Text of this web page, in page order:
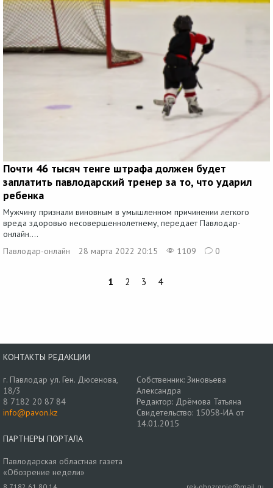
Почти 46 тысяч тенге штрафа должен будет
заплатить павлодарский тренер за то, что ударил
ребенка
Мужчину признали виновным в умышленном причинении легкого
вреда здоровью несовершеннолетнему, передает Павлодар-
онлайн....
Павлодар-онлайн
28 марта 2022 20:15 1109 0
1 2 3 4
КОНТАКТЫ РЕДАКЦИИ
г. Павлодар ул. Ген. Дюсенова,
18/3
8 7182 20 87 84
info@pavon.kz
Собственник: Зиновьева
Александра
Редактор: Дрёмова Татьяна
Свидетельство: 15058-ИА от
14.01.2015
ПАРТНЕРЫ ПОРТАЛА
Павлодарская областная газета
«Обозрение недели»